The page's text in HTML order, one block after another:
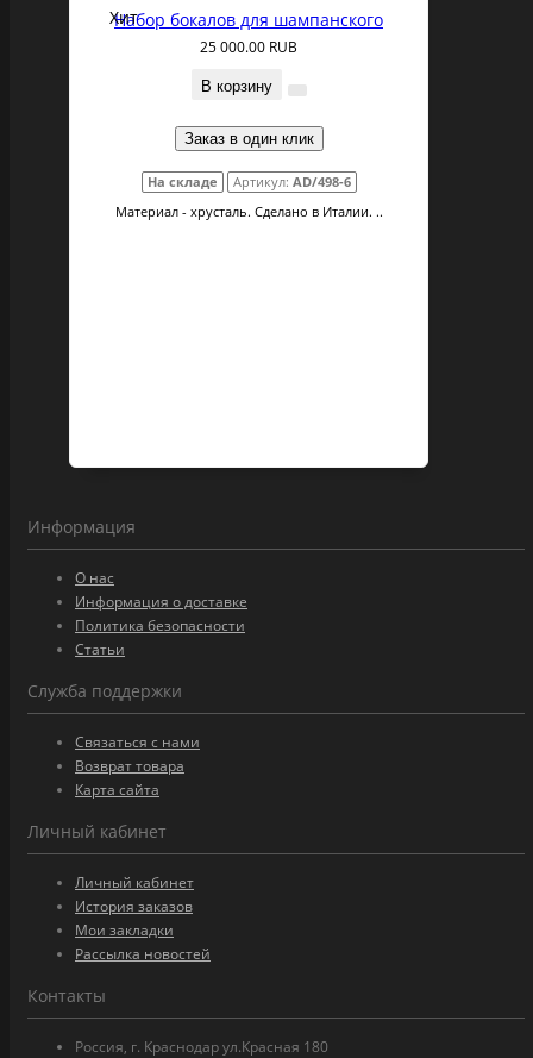
Хит
Набор бокалов для шампанского
25 000.00 RUB
В корзину
Заказ в один клик
На складе Артикул: AD/498-6
Материал - хрусталь. Сделано в Италии. ..
Информация
О нас
Информация о доставке
Политика безопасности
Статьи
Служба поддержки
Связаться с нами
Возврат товара
Карта сайта
Личный кабинет
Личный кабинет
История заказов
Мои закладки
Рассылка новостей
Контакты
Россия, г. Краснодар ул.Красная 180